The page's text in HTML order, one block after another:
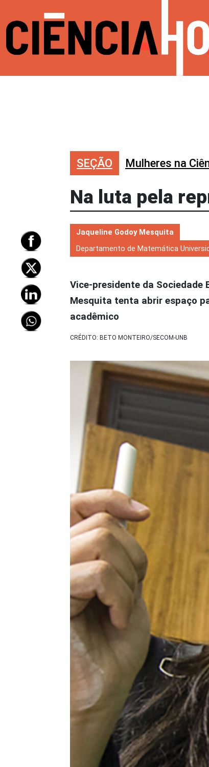
SEÇÃO Mulheres na
Na luta pela
Jaqueline Godoy Mesquita
Departamento de Matemática
Vice-presidente da Sociedade
Mesquita tenta abrir espaço
acadêmico
CRÉDITO: BETO MONTEIRO/SECOM-UNB